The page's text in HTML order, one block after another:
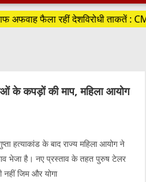
फैला रहीं देशविरोधी ताकतें : CM योगी
के कपड़ों की माप, महिला आयोग
हत्याकांड के बाद राज्य महिला आयोग ने
भेजा है। नए प्रस्ताव के तहत पुरुष टेलर
जिम और योगा